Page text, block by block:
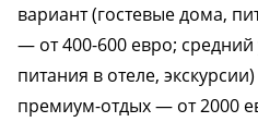
вариант (гостевые дома,
— от 400-600 евро; средний
питания в отеле,
премиум-отдых — от 2000